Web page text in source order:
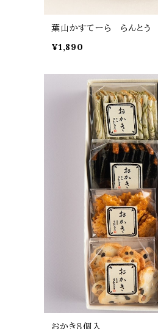
葉山かすてーら らんとう
¥1,890
おかき８個入